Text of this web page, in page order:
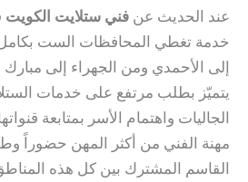
عند الحديث عن فني ستلايت الكويت
خدمة تغطي المحافظات الست بكامل
إلى الأحمدي ومن الجهراء إلى مبارك
يتميّز بطلب مرتفع على خدمات
الجاليات واهتمام الأسر بمتابعة
مهنة الفني من أكثر المهن حضوراً
القاسم المشترك بين كل هذه